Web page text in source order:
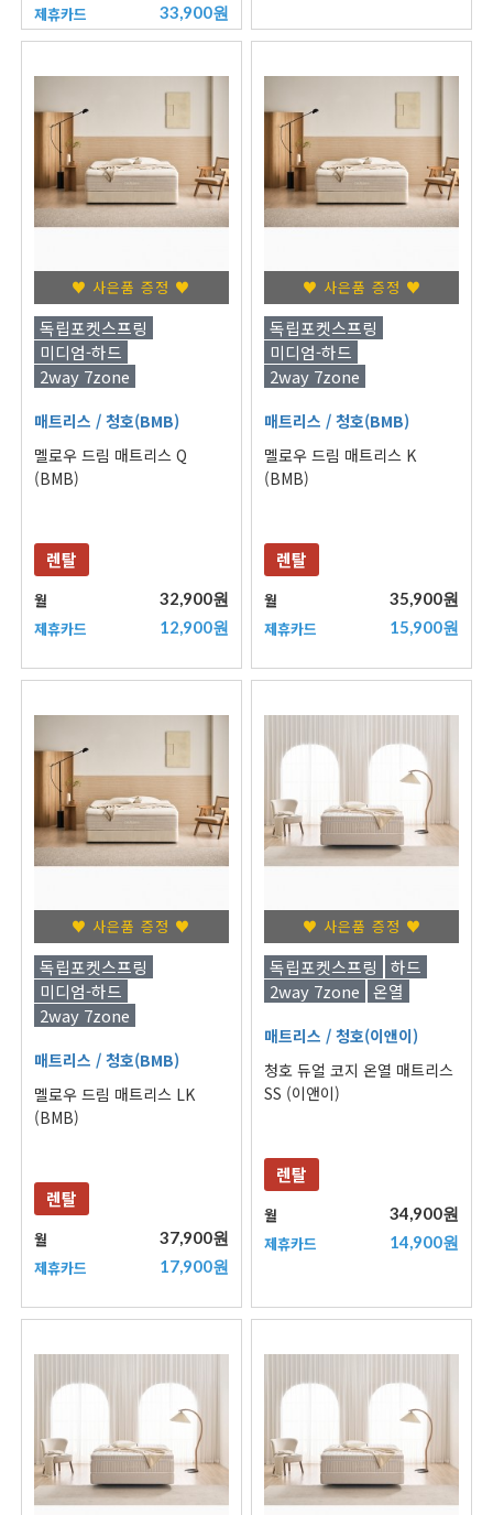
제휴카드 33,900원
♥ 사은품 증정 ♥
독립포켓스프링
미디엄-하드
2way 7zone
매트리스 / 청호(BMB)
멜로우 드림 매트리스 Q
(BMB)
렌탈
월 32,900원
제휴카드 12,900원
♥ 사은품 증정 ♥
독립포켓스프링
미디엄-하드
2way 7zone
매트리스 / 청호(BMB)
멜로우 드림 매트리스 K
(BMB)
렌탈
월 35,900원
제휴카드 15,900원
♥ 사은품 증정 ♥
독립포켓스프링
미디엄-하드
2way 7zone
매트리스 / 청호(BMB)
멜로우 드림 매트리스 LK
(BMB)
렌탈
월 37,900원
제휴카드 17,900원
♥ 사은품 증정 ♥
독립포켓스프링
하드
2way 7zone
온열
매트리스 / 청호(이앤이)
청호 듀얼 코지 온열 매트리스
SS (이앤이)
렌탈
월 34,900원
제휴카드 14,900원